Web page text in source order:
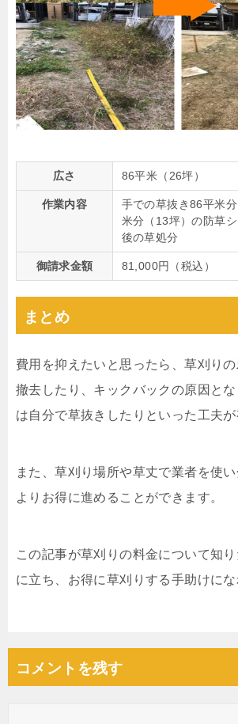
広さ 86平米（26坪）
作業内容
手での草抜き86平米
米分（13坪）の防草
後の草処分
御請求金額 81,000円（税込）
まとめ
費用を抑えたいと思ったら、草刈り
撤去したり、キックバックの原因と
は自分で草抜きしたりといった工夫が
また、草刈り場所や草丈で業者を使い
よりお得に進めることができます。
この記事が草刈りの料金について知
に立ち、お得に草刈りする手助けにな
コメントを残す